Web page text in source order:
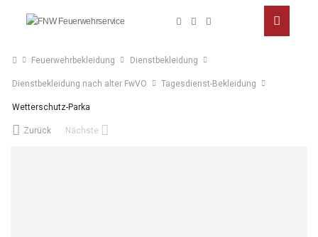
Feuerwehrbekleidung Dienstbekleidung
Dienstbekleidung nach alter FwVO Tagesdienst-Bekleidung
Wetterschutz-Parka
Zurück Nächste